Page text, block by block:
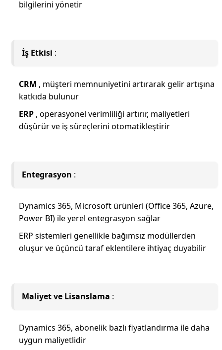
bilgilerini yönetir
İş Etkisi :
CRM , müşteri memnuniyetini artırarak gelir artışına
katkıda bulunur
ERP , operasyonel verimliliği artırır, maliyetleri
düşürür ve iş süreçlerini otomatikleştirir
Entegrasyon :
Dynamics 365, Microsoft ürünleri (Office 365, Azure,
Power BI) ile yerel entegrasyon sağlar
ERP sistemleri genellikle bağımsız modüllerden
oluşur ve üçüncü taraf eklentilere ihtiyaç duyabilir
Maliyet ve Lisanslama :
Dynamics 365, abonelik bazlı fiyatlandırma ile daha
uygun maliyetlidir